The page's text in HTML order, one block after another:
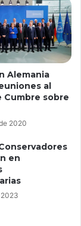
Alemania
al
Cumbre sobre
2020
en